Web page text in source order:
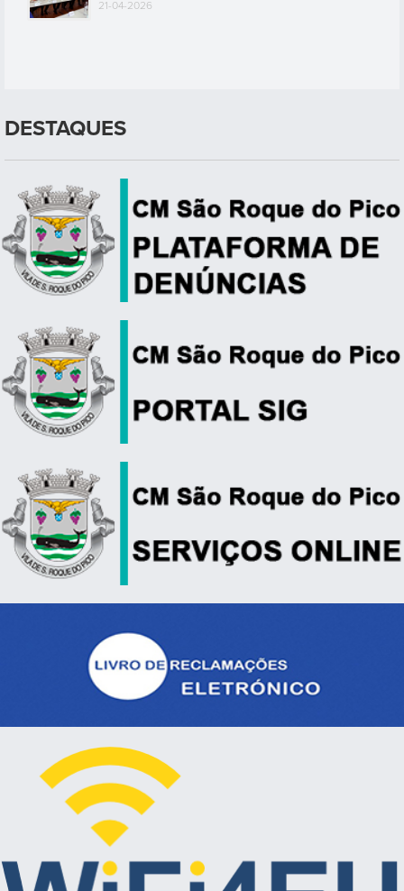
21-04-2026
DESTAQUES